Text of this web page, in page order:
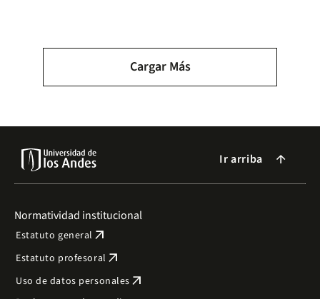
Paginación
Cargar Más
Ir arriba arrow_forward
Normatividad institucional
Estatuto general arrow_outward
Estatuto profesoral arrow_outward
Uso de datos personales arrow_outward